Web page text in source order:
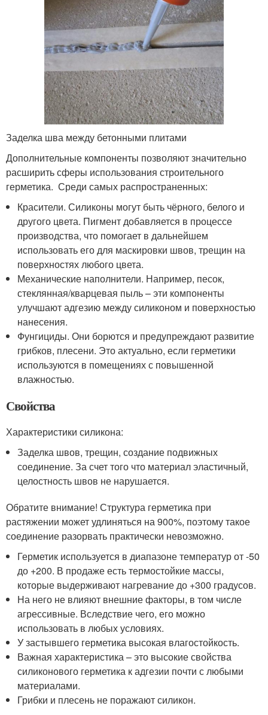
Заделка шва между бетонными плитами
Дополнительные компоненты позволяют значительно
расширить сферы использования строительного
герметика. Среди самых распространенных:
Красители. Силиконы могут быть чёрного, белого и
другого цвета. Пигмент добавляется в процессе
производства, что помогает в дальнейшем
использовать его для маскировки швов, трещин на
поверхностях любого цвета.
Механические наполнители. Например, песок,
стеклянная/кварцевая пыль – эти компоненты
улучшают адгезию между силиконом и поверхностью
нанесения.
Фунгициды. Они борются и предупреждают развитие
грибков, плесени. Это актуально, если герметики
используются в помещениях с повышенной
влажностью.
Свойства
Характеристики силикона:
Заделка швов, трещин, создание подвижных
соединение. За счет того что материал эластичный,
целостность швов не нарушается.
Обратите внимание! Структура герметика при
растяжении может удлиняться на 900%, поэтому такое
соединение разорвать практически невозможно.
Герметик используется в диапазоне температур от -50
до +200. В продаже есть термостойкие массы,
которые выдерживают нагревание до +300 градусов.
На него не влияют внешние факторы, в том числе
агрессивные. Вследствие чего, его можно
использовать в любых условиях.
У застывшего герметика высокая влагостойкость.
Важная характеристика – это высокие свойства
силиконового герметика к адгезии почти с любыми
материалами.
Грибки и плесень не поражают силикон.